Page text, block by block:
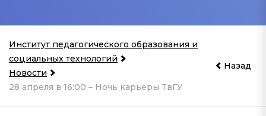
Институт педагогического образования и
социальных технологий
Новости
28 апреля в 16:00 – Ночь карьеры ТвГУ
Назад